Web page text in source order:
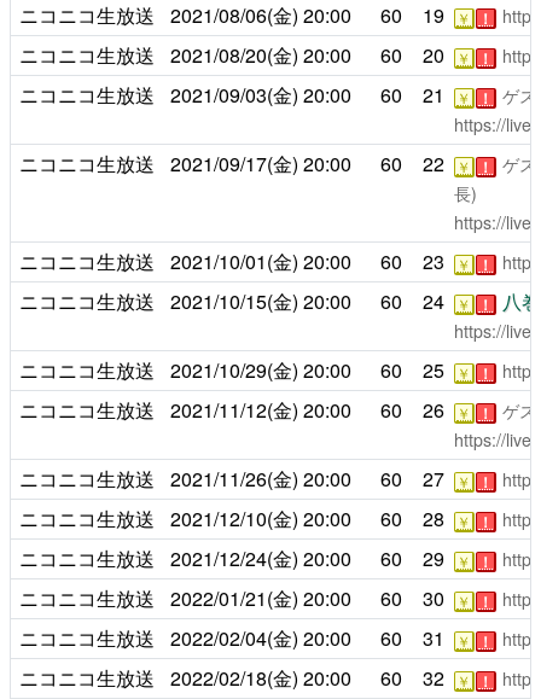
ニコニコ生放送 2021/08/06(金) 20:00 60 19 ￥ ！
ニコニコ生放送 2021/08/20(金) 20:00 60 20 ￥ ！
ニコニコ生放送 2021/09/03(金) 20:00 60 21 ￥ ！
ゲス
https://
ニコニコ生放送 2021/09/17(金) 20:00 60 22 ￥ ！
ゲス
長)
https://
ニコニコ生放送 2021/10/01(金) 20:00 60 23 ￥ ！
ニコニコ生放送 2021/10/15(金) 20:00 60 24 ￥ ！ 八
https://
ニコニコ生放送 2021/10/29(金) 20:00 60 25 ￥ ！
ニコニコ生放送 2021/11/12(金) 20:00 60 26 ￥ ！
ゲス
https://
ニコニコ生放送 2021/11/26(金) 20:00 60 27 ￥ ！
ニコニコ生放送 2021/12/10(金) 20:00 60 28 ￥ ！
ニコニコ生放送 2021/12/24(金) 20:00 60 29 ￥ ！
ニコニコ生放送 2022/01/21(金) 20:00 60 30 ￥ ！
ニコニコ生放送 2022/02/04(金) 20:00 60 31 ￥ ！
ニコニコ生放送 2022/02/18(金) 20:00 60 32 ￥ ！